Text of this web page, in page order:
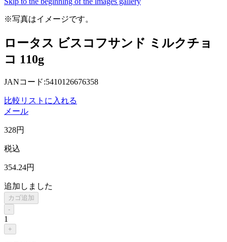
※写真はイメージです。
ロータス ビスコフサンド ミルクチョ
コ 110g
JANコード:5410126676358
比較リストに入れる
メール
328円
税込
354.24円
追加しました
カゴ追加
-
1
+